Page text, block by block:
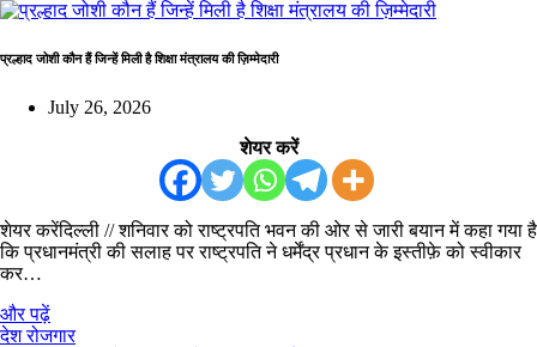
प्रल्हाद जोशी कौन हैं जिन्हें मिली है शिक्षा मंत्रालय की ज़िम्मेदारी
July 26, 2026
शेयर करें
शेयर करेंदिल्ली // शनिवार को राष्ट्रपति भवन की ओर से जारी बयान में कहा गया है
कि प्रधानमंत्री की सलाह पर राष्ट्रपति ने धर्मेंद्र प्रधान के इस्तीफ़े को स्वीकार
कर…
और पढ़ें
देशरोजगार